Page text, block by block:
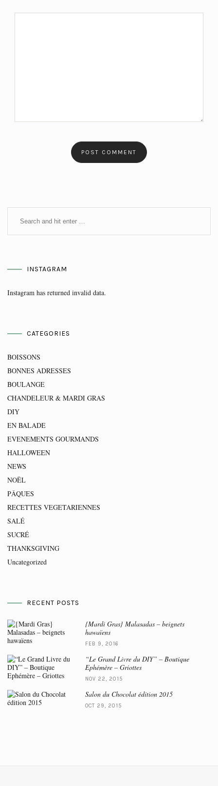
INSTAGRAM
Instagram has returned invalid data.
CATEGORIES
BOISSONS
BONNES ADRESSES
BOULANGE
CHANDELEUR & MARDI GRAS
DIY
EN BALADE
EVENEMENTS GOURMANDS
HALLOWEEN
NEWS
NOËL
PÂQUES
RECETTES VEGETARIENNES
SALÉ
SUCRÉ
THANKSGIVING
Uncategorized
RECENT POSTS
{Mardi Gras} Malasadas – beignets
hawaïens
FEB 9, 2016
“Le Grand Livre du DIY” – Boutique
Ephémère – Griottes
NOV 22, 2015
Salon du Chocolat édition 2015
OCT 29, 2015